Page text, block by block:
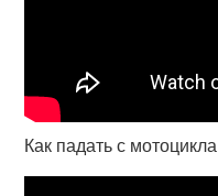
Как падать с мотоцикла